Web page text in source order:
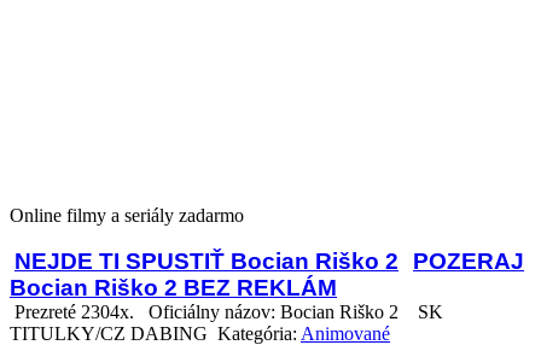
Online filmy a seriály zadarmo
NEJDE TI SPUSTIŤ Bocian Riško 2
POZERAJ
Bocian Riško 2 BEZ REKLÁM
Prezreté 2304x. Oficiálny názov: Bocian Riško 2
SK
TITULKY/CZ DABING Kategória: Animované